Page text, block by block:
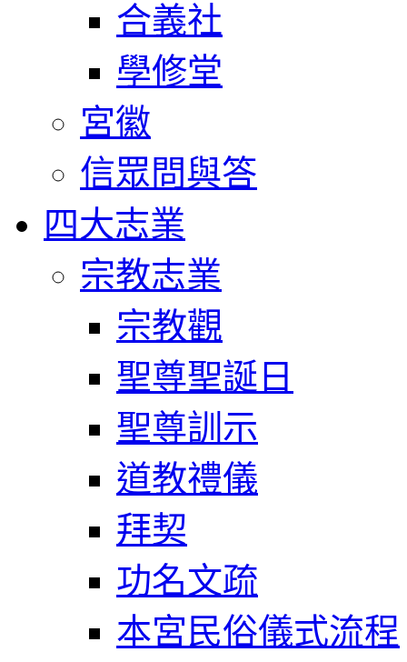
合義社
學修堂
宮徽
信眾問與答
四大志業
宗教志業
宗教觀
聖尊聖誕日
聖尊訓示
道教禮儀
拜契
功名文疏
本宮民俗儀式流程